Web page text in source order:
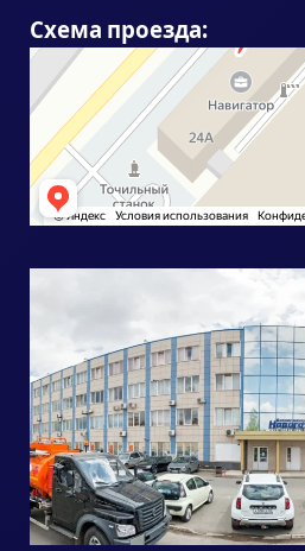
Схема проезда: